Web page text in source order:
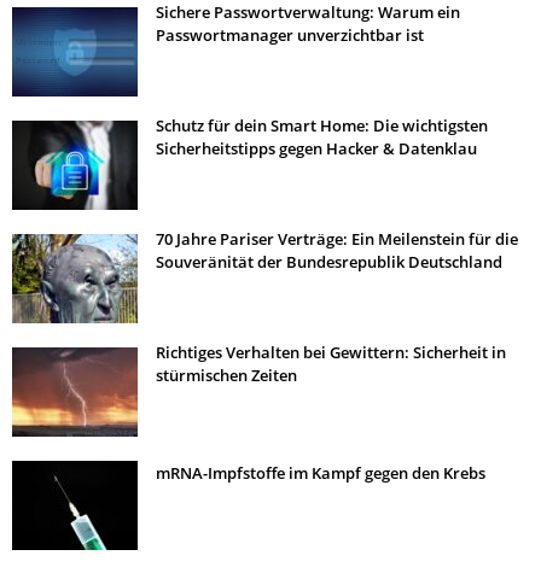
Sichere Passwortverwaltung: Warum ein
Passwortmanager unverzichtbar ist
Schutz für dein Smart Home: Die wichtigsten
Sicherheitstipps gegen Hacker & Datenklau
70 Jahre Pariser Verträge: Ein Meilenstein für die
Souveränität der Bundesrepublik Deutschland
Richtiges Verhalten bei Gewittern: Sicherheit in
stürmischen Zeiten
mRNA-Impfstoffe im Kampf gegen den Krebs